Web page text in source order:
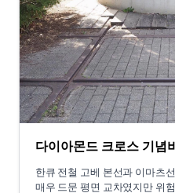
다이아몬드 크로스 기념
한큐 전철 고베 본선과 이마츠
매우 드문 평면 교차였지만 위